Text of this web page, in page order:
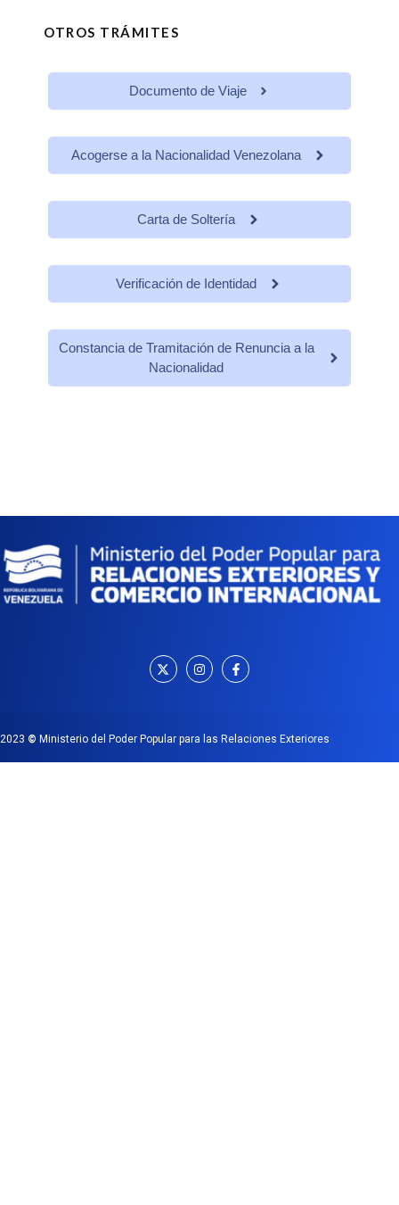
OTROS TRÁMITES
Documento de Viaje
Acogerse a la Nacionalidad Venezolana
Carta de Soltería
Verificación de Identidad
Constancia de Tramitación de Renuncia a la
Nacionalidad
2023 © Ministerio del Poder Popular para las Relaciones Exteriores